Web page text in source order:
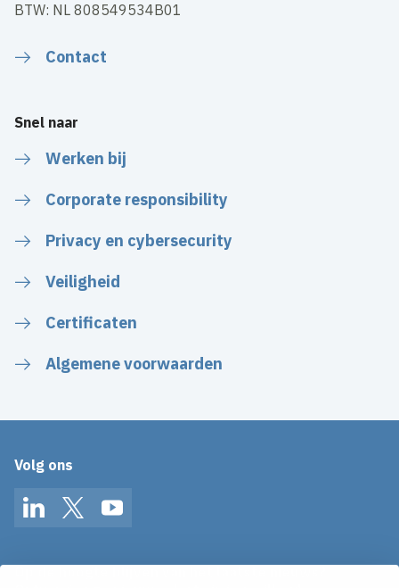
BTW: NL 808549534B01
Contact
Snel naar
Werken bij
Corporate responsibility
Privacy en cybersecurity
Veiligheid
Certificaten
Algemene voorwaarden
Volg ons
LinkedInTwitterYouTube